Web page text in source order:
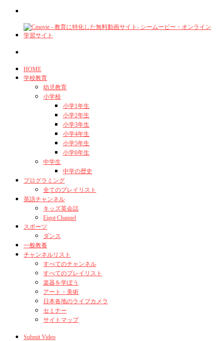
HOME
学校教育
幼児教育
小学校
小学1年生
小学2年生
小学3年生
小学4年生
小学5年生
小学6年生
中学生
中学の歴史
プログラミング
全てのプレイリスト
英語チャンネル
キッズ英会話
Eigot Channel
スポーツ
ダンス
一般教養
チャンネルリスト
すべてのチャンネル
すべてのプレイリスト
楽器を学ぼう
アート・美術
日本各地のライブカメラ
セミナー
サイトマップ
Submit Video